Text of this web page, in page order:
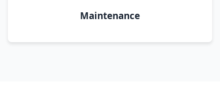
Maintenance